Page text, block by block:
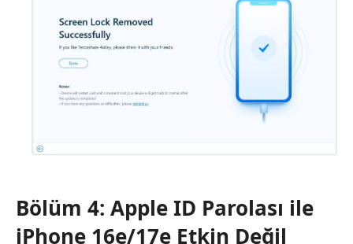
Bölüm 4: Apple ID Parolası ile
iPhone 16e/17e Etkin Değil